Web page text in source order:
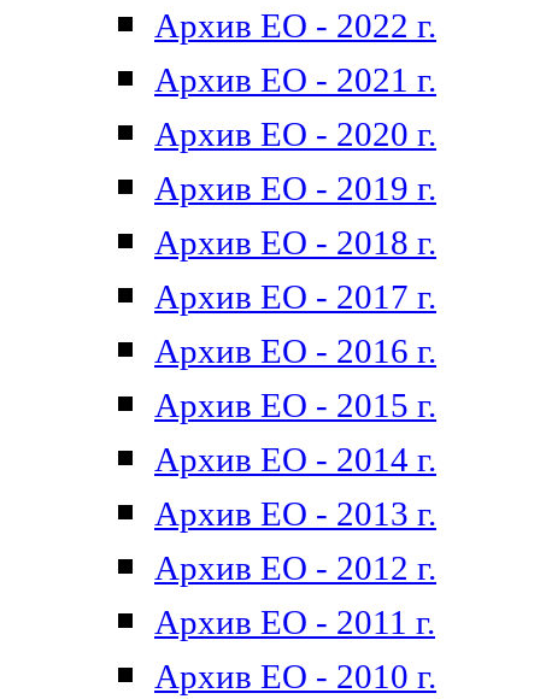
Архив ЕО - 2022 г.
Архив ЕО - 2021 г.
Архив ЕО - 2020 г.
Архив ЕО - 2019 г.
Архив ЕО - 2018 г.
Архив ЕО - 2017 г.
Архив ЕО - 2016 г.
Архив ЕО - 2015 г.
Архив ЕО - 2014 г.
Архив ЕО - 2013 г.
Архив ЕО - 2012 г.
Архив ЕО - 2011 г.
Архив ЕО - 2010 г.